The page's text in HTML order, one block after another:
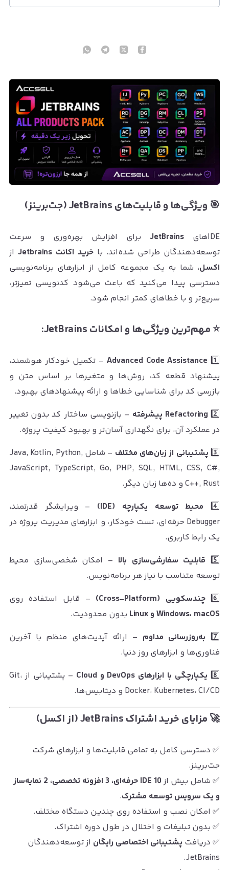
🎯 ویژگی‌ها و قابلیت‌های JetBrains (جت‌برینز)
IDEهای JetBrainsبرای افزایش بهره‌وری و سرعت
توسعه‌دهندگان طراحی شده‌اند. با خرید اکانت Jetbrains
از
اکسل، شما به یک مجموعه کامل از ابزارهای برنامه‌نویسی
دسترسی پیدا می‌کنید که باعث می‌شود کدنویسی تمیزتر،
سریع‌تر و با خطاهای کمتر انجام شود.
⭐ مهم‌ترین ویژگی‌ها و امکانات JetBrains:
1️⃣
Advanced Code Assistance – تکمیل خودکار هوشمند،
پیشنهاد قطعه کد، روش‌ها و متغیرها بر اساس متن و
بازرسی کد برای شناسایی خطاها و ارائه پیشنهادهای بهبود.
2️⃣ Refactoring پیشرفته
– بازنویسی ساختار کد بدون تغییر
در عملکرد آن، برای نگهداری آسان‌تر و بهبود کیفیت پروژه.
3️⃣ پشتیبانی از زبان‌های مختلف
– شامل Java, Kotlin, Python,
JavaScript, TypeScript, Go, PHP, SQL, HTML, CSS, C#,
C++, Rust و ده‌ها زبان دیگر.
4️⃣
محیط توسعه یکپارچه (IDE)
– ویرایشگر قدرتمند،
Debugger حرفه‌ای، تست خودکار، و ابزارهای مدیریت پروژه در
یک رابط کاربری.
5️⃣ قابلیت سفارشی‌سازی بالا – امکان شخصی‌سازی محیط
توسعه متناسب با نیاز هر برنامه‌نویس.
6️⃣ چندسکویی (Cross-Platform)
– قابل استفاده روی
Windows، macOS و Linux
بدون محدودیت.
7️⃣ به‌روزرسانی مداوم – ارائه آپدیت‌های منظم با آخرین
فناوری‌ها و ابزارهای روز دنیا.
8️⃣ یکپارچگی با ابزارهای DevOps و Cloud
– پشتیبانی از Git،
Docker، Kubernetes، CI/CD و دیتابیس‌ها.
🚀 مزایای خرید اشتراک JetBrains (از اکسل)
✅ دسترسی کامل به تمامی قابلیت‌ها و ابزارهای شرکت
جت‌برینز.
✅ شامل بیش از
10 IDE حرفه‌ای، 3 افزونه تخصصی، 2 نمایه‌ساز
و یک سرویس توسعه مشترک.
✅ امکان نصب و استفاده روی چندین دستگاه مختلف.
✅ بدون تبلیغات و اختلال در طول دوره اشتراک.
✅ دریافت پشتیبانی اختصاصی رایگان از توسعه‌دهندگان
JetBrains.